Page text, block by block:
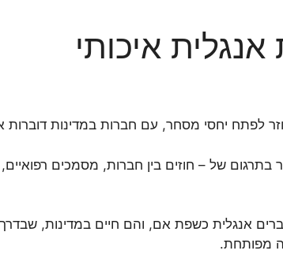
איכותי
לפתח יחסי מסחר, עם חברות במדינות דוברות
בתרגום של – חוזים בין חברות, מסמכים
אנגלית כשפת אם, והם חיים במדינות,
מפותחת.